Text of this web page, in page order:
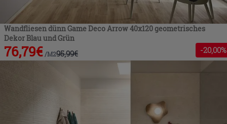
Wandfliesen dünn Game Deco Arrow 40x120 geometrisches
Dekor Blau und Grün
76,79€ /M295,99€ -20,00%